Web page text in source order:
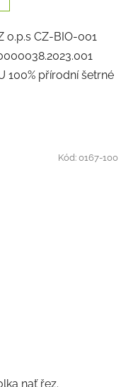
o.p.s CZ-BIO-001
100% přírodní šetrné
nať řez.
Kód:0167-100